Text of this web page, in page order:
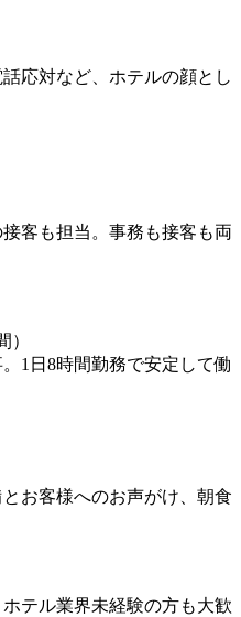
応対など、ホテルの顔とし
客も担当。事務も接客も両
1日8時間勤務で安定して働
お客様へのお声がけ、朝食
テル業界未経験の方も大歓